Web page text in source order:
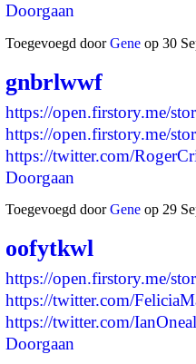
Doorgaan
Toegevoegd doorGene op 30
gnbrlwwf
https://open.firstory.me/
https://open.firstory.me/
https://twitter.com/
Doorgaan
Toegevoegd doorGene op 29
oofytkwl
https://open.firstory.me/
https://twitter.com/
https://twitter.com/
Doorgaan